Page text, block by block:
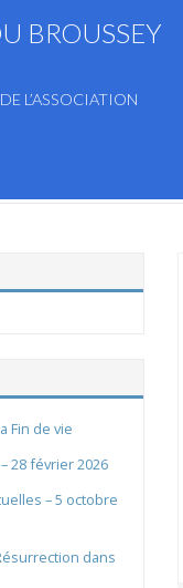
BROUSSEY
L’ASSOCIATION
Fin de vie
28 février 2026
– 5 octobre
dans